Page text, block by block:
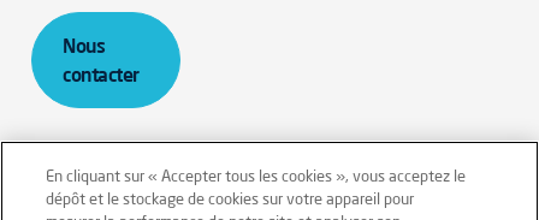
Nous
contacter
En cliquant sur « Accepter tous les cookies », vous acceptez le
dépôt et le stockage de cookies sur votre appareil pour